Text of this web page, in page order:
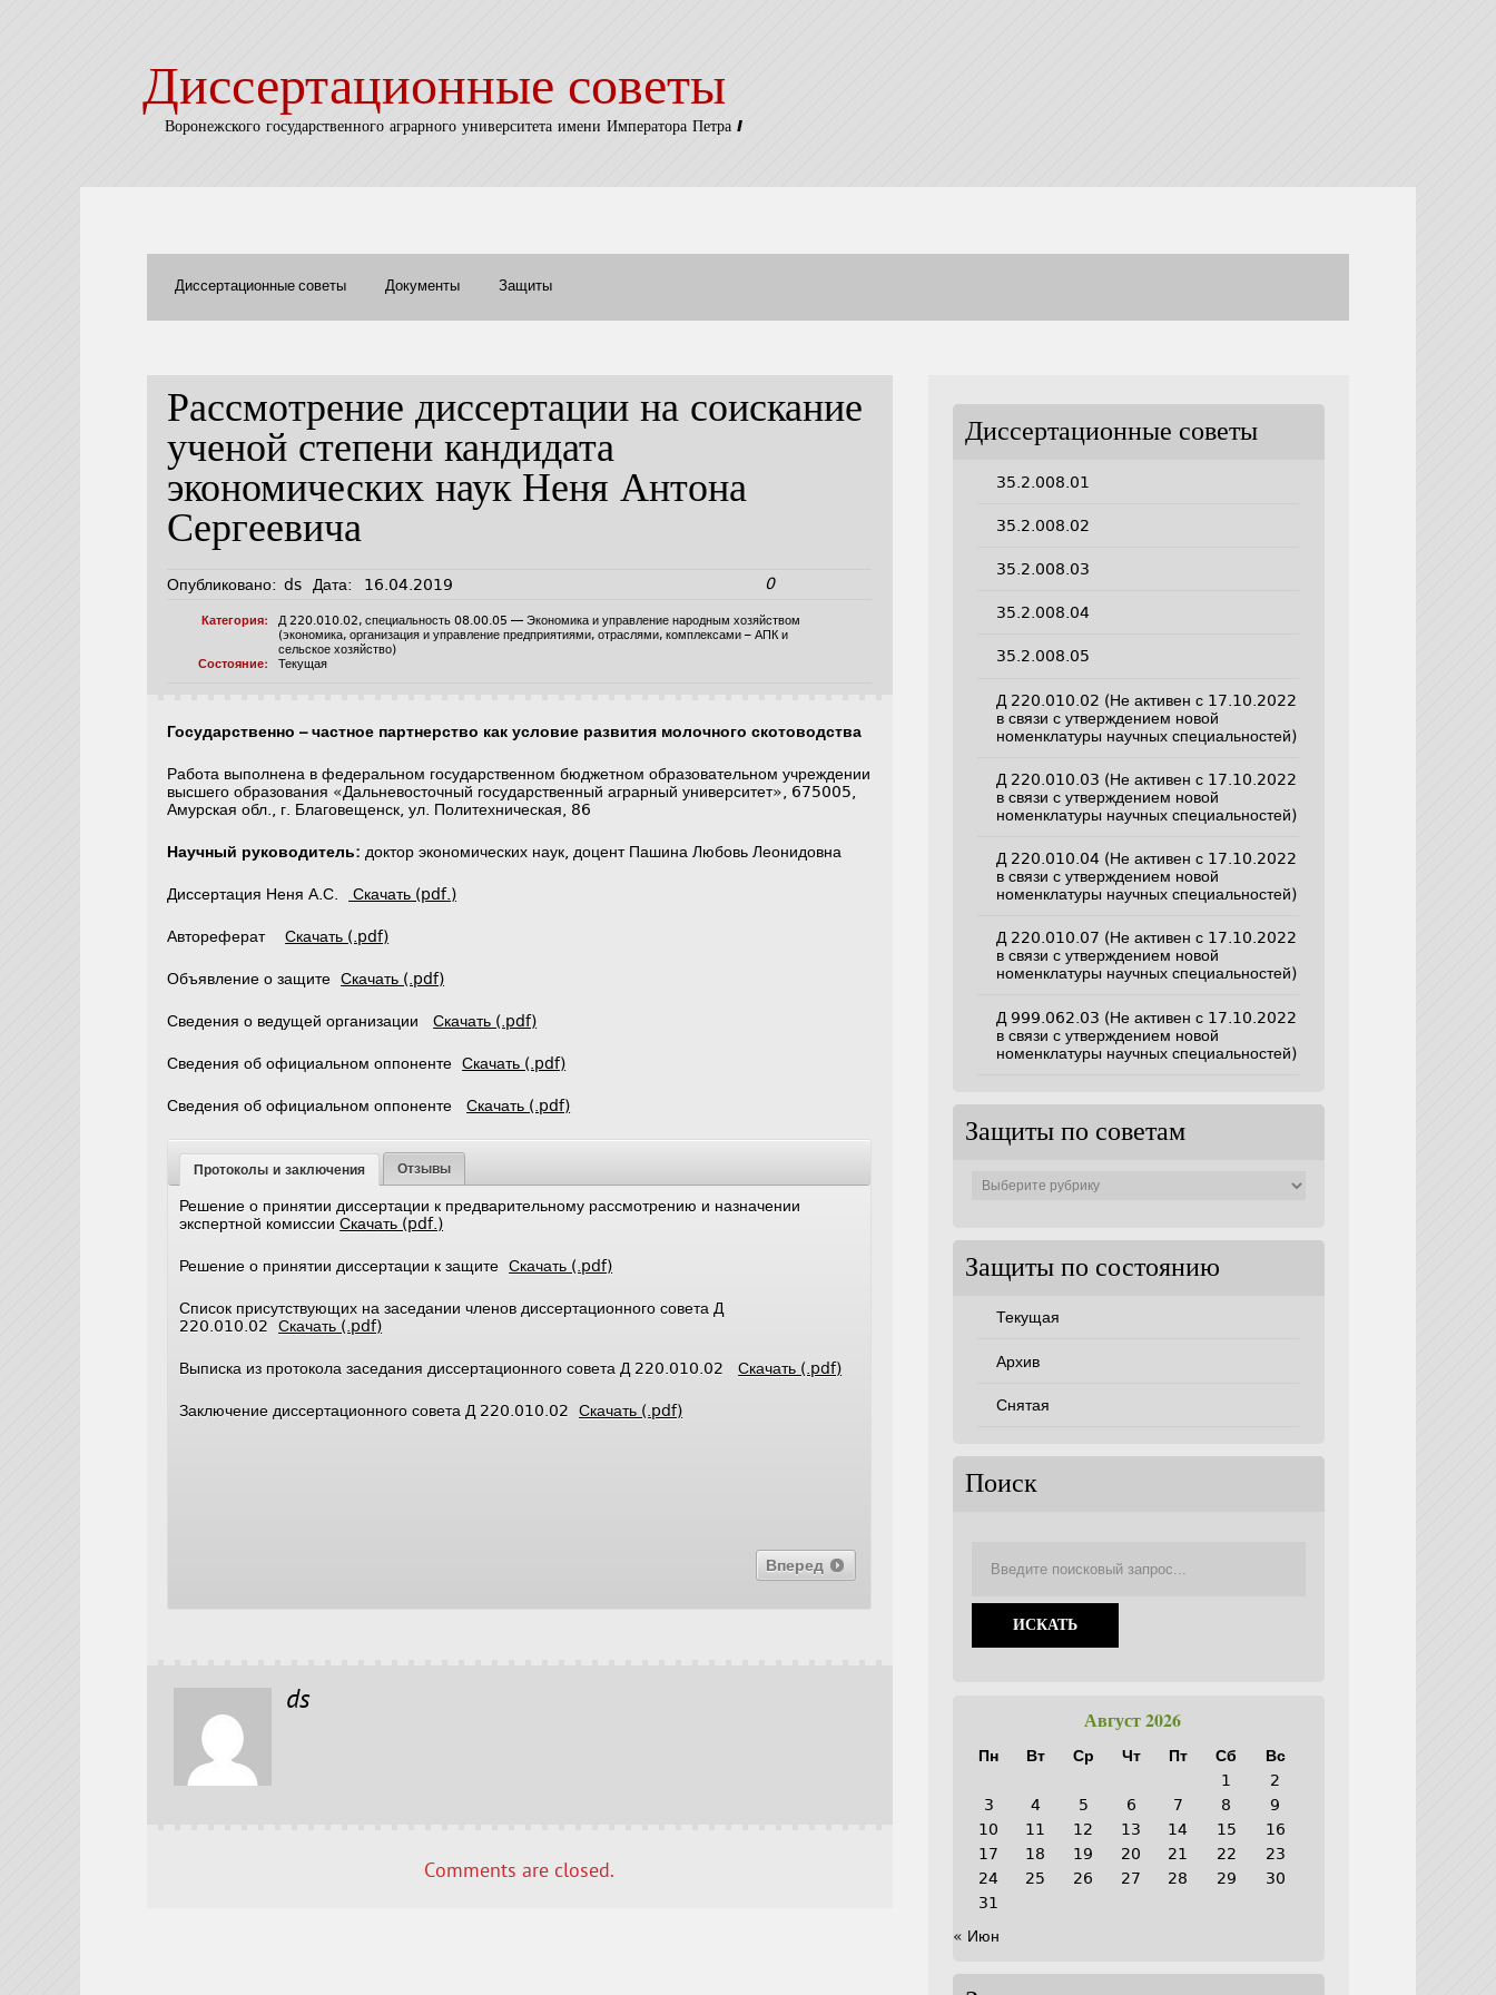
Диссертационные советы
Воронежского государственного аграрного университета имени Императора Петра I
Диссертационные советы Документы Защиты
Рассмотрение диссертации на соискание
ученой степени кандидата
экономических наук Неня Антона
Сергеевича
Опубликовано: ds Дата: 16.04.2019 0
Категория: Д 220.010.02,специальность 08.00.05 — Экономика и управление народным хозяйством
(экономика, организация и управление предприятиями, отраслями, комплексами – АПК и
сельское хозяйство)
Состояние:
Текущая
Государственно – частное партнерство как условие развития молочного скотоводства
Работа выполнена в федеральном государственном бюджетном образовательном учреждении
высшего образования «Дальневосточный государственный аграрный университет», 675005,
Амурская обл., г. Благовещенск, ул. Политехническая, 86
Научный руководитель: доктор экономических наук, доцент Пашина Любовь Леонидовна
Диссертация Неня А.С. Скачать (pdf.)
АвторефератСкачать (.pdf)
Объявление о защитеСкачать (.pdf)
Сведения о ведущей организацииСкачать (.pdf)
Сведения об официальном оппонентеСкачать (.pdf)
Сведения об официальном оппонентеСкачать (.pdf)
Протоколы и заключения Отзывы
Решение о принятии диссертации к предварительному рассмотрению и назначении
экспертной комиссииСкачать (pdf.)
Решение о принятии диссертации к защитеСкачать (.pdf)
Список присутствующих на заседании членов диссертационного совета Д
220.010.02Скачать (.pdf)
Выписка из протокола заседания диссертационного совета Д 220.010.02Скачать (.pdf)
Заключение диссертационного совета Д 220.010.02Скачать (.pdf)
Вперед
ds
Comments are closed.
Диссертационные советы
35.2.008.01
35.2.008.02
35.2.008.03
35.2.008.04
35.2.008.05
Д 220.010.02 (Не активен с 17.10.2022
в связи с утверждением новой
номенклатуры научных специальностей)
Д 220.010.03 (Не активен с 17.10.2022
в связи с утверждением новой
номенклатуры научных специальностей)
Д 220.010.04 (Не активен с 17.10.2022
в связи с утверждением новой
номенклатуры научных специальностей)
Д 220.010.07 (Не активен с 17.10.2022
в связи с утверждением новой
номенклатуры научных специальностей)
Д 999.062.03 (Не активен с 17.10.2022
в связи с утверждением новой
номенклатуры научных специальностей)
Защиты по советам
Защиты по состоянию
Текущая
Архив
Снятая
Поиск
Август 2026
Пн Вт Ср Чт Пт Сб
Вс
1
2
3
4 5 6 7 8
9
10
11 12 13 14 15
16
17
18 19 20 21 22
23
24
25 26 27 28 29
30
31
« Июн